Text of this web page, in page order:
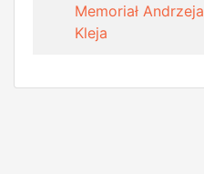
Memoriał Andrzeja
Kleja